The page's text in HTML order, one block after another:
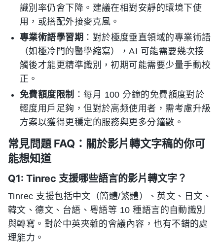
識別率仍會下降。建議在相對安靜的環境下使
用，或搭配外接麥克風。
專業術語學習期 ：對於極度垂直領域的專業術語
（如極冷門的醫學縮寫），AI 可能需要幾次接
觸後才能更精準識別，初期可能需要少量手動校
正。
免費額度限制 ：每月 100 分鐘的免費額度對於
輕度用戶足夠，但對於高频使用者，需考慮升級
方案以獲得更穩定的服務與更多分鐘數。
常見問題 FAQ：關於影片轉文字稿的你可
能想知道
Q1: Tinrec 支援哪些語言的影片轉文字？
Tinrec 支援包括中文（簡體/繁體）、英文、日文、
韓文、德文、台語、粵語等 10 種語言的自動識別
與轉寫。對於中英夾雜的會議內容，也有不錯的處
理能力。